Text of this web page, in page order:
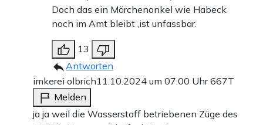
Doch das ein Märchenonkel wie Habeck
noch im Amt bleibt ,ist unfassbar.
13
Antworten
imkerei olbrich11.10.2024 um 07:00 Uhr667T
Melden
ja ja weil die Wasserstoff betriebenen Züge des